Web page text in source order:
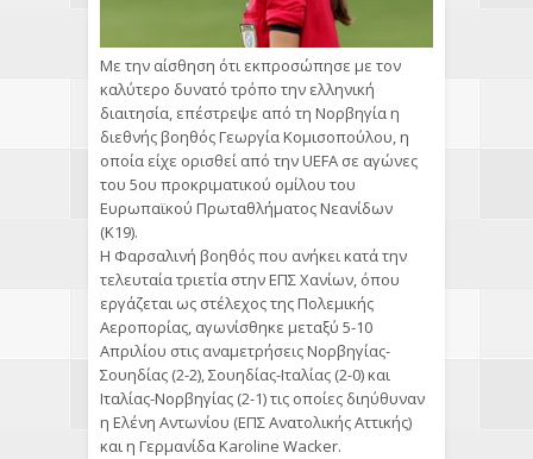
Με την αίσθηση ότι εκπροσώπησε με τον
καλύτερο δυνατό τρόπο την ελληνική
διαιτησία, επέστρεψε από τη Νορβηγία η
διεθνής βοηθός Γεωργία Κομισοπούλου, η
οποία είχε ορισθεί από την UEFA σε αγώνες
του 5ου προκριματικού ομίλου του
Ευρωπαϊκού Πρωταθλήματος Νεανίδων
(Κ19).
Η Φαρσαλινή βοηθός που ανήκει κατά την
τελευταία τριετία στην ΕΠΣ Χανίων, όπου
εργάζεται ως στέλεχος της Πολεμικής
Αεροπορίας, αγωνίσθηκε μεταξύ 5-10
Απριλίου στις αναμετρήσεις Νορβηγίας-
Σουηδίας (2-2), Σουηδίας-Ιταλίας (2-0) και
Ιταλίας-Νορβηγίας (2-1) τις οποίες διηύθυναν
η Ελένη Αντωνίου (ΕΠΣ Ανατολικής Αττικής)
και η Γερμανίδα Karoline Wacker.